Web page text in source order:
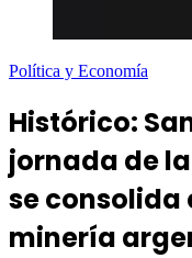
Política y Economía
Histórico:
jornada de
se consolida
minería